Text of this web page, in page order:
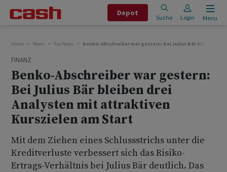
Depot
Suche Login Menu
Home News Top News Benko-Abschreiber war gestern: Bei Julius Bär bleiben
FINANZ
Benko-Abschreiber war gestern:
Bei Julius Bär bleiben drei
Analysten mit attraktiven
Kurszielen am Start
Mit dem Ziehen eines Schlussstrichs unter die
Kreditverluste verbessert sich das Risiko-
Ertrags-Verhältnis bei Julius Bär deutlich. Das